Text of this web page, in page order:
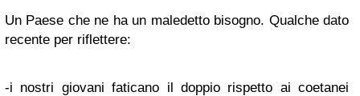
Un Paese che ne ha un maledetto bisogno. Qualche dato
recente per riflettere:
-i nostri giovani faticano il doppio rispetto ai coetanei